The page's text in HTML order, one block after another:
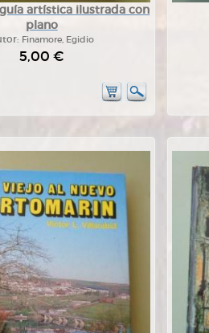
guía artística ilustrada con
plano
Finamore, Egidio
5,00 €